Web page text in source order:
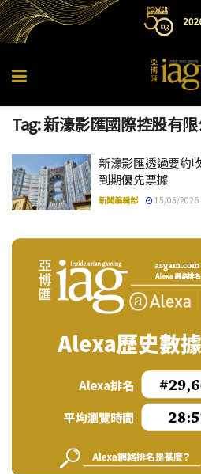
Tag:新濠影匯國際控股有
新濠影匯透過要約
到期優先票據
新聞編輯部 15/05/2026